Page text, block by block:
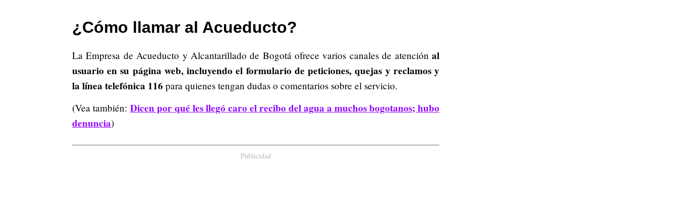
¿Cómo llamar al Acueducto?
La Empresa de Acueducto y Alcantarillado de Bogotá ofrece varios canales de atención al
usuario en su página web, incluyendo el formulario de peticiones, quejas y reclamos y
la línea telefónica 116 para quienes tengan dudas o comentarios sobre el servicio.
(Vea también: Dicen por qué les llegó caro el recibo del agua a muchos bogotanos; hubo
denuncia)
Publicidad